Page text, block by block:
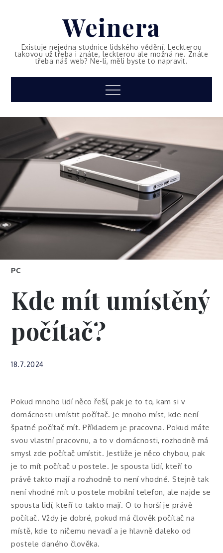
Weinera
Existuje nejedna studnice lidského vědění. Leckterou
takovou už třeba i znáte, leckterou ale možná ne. Znáte
třeba náš web? Ne-li, měli byste to napravit.
Menu
PC
Kde mít umístěný
počítač?
18.7.2024
Pokud mnoho lidí něco řeší, pak je to to, kam si v
domácnosti umístit počítač. Je mnoho míst, kde není
špatné počítač mít. Příkladem je pracovna. Pokud máte
svou vlastní pracovnu, a to v domácnosti, rozhodně má
smysl zde počítač umístit. Jestliže je něco chybou, pak
je to mít počítač u postele. Je spousta lidí, kteří to
právě takto mají a rozhodně to není vhodné. Stejně tak
není vhodné mít u postele mobilní telefon, ale najde se
spousta lidí, kteří to takto mají. O to horší je právě
počítač. Vždy je dobré, pokud má člověk počítač na
místě, kde to ničemu nevadí a je hlavně daleko od
postele daného člověka.